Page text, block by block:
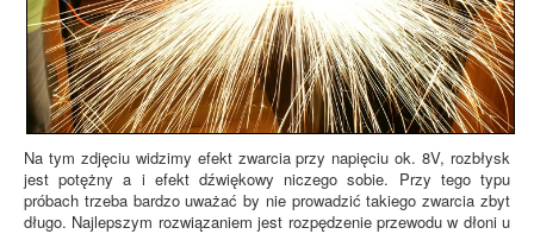
Na tym zdjęciu widzimy efekt zwarcia przy napięciu ok. 8V, rozbłysk
jest potężny a i efekt dźwiękowy niczego sobie. Przy tego typu
próbach trzeba bardzo uważać by nie prowadzić takiego zwarcia zbyt
długo. Najlepszym rozwiązaniem jest rozpędzenie przewodu w dłoni u